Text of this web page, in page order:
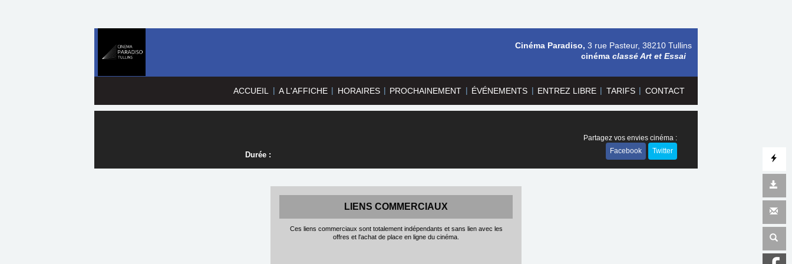
ACCUEIL | A L'AFFICHE | HORAIRES | PROCHAINEMENT | ÉVÉNEMENTS | ENTREZ LIBRE | TARIFS | CONTACT
Cinéma Paradiso, 3 rue Pasteur, 38210 Tullins
cinéma classé Art et Essai
Durée :
Partagez vos envies cinéma :
Facebook
Twitter
LIENS COMMERCIAUX
Ces liens commerciaux sont totalement indépendants et sans lien avec les
offres et l'achat de place en ligne du cinéma.